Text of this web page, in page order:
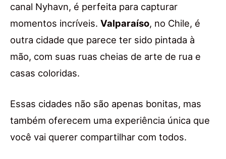
canal Nyhavn, é perfeita para capturar
momentos incríveis. Valparaíso, no Chile, é
outra cidade que parece ter sido pintada à
mão, com suas ruas cheias de arte de rua e
casas coloridas.
Essas cidades não são apenas bonitas, mas
também oferecem uma experiência única que
você vai querer compartilhar com todos.